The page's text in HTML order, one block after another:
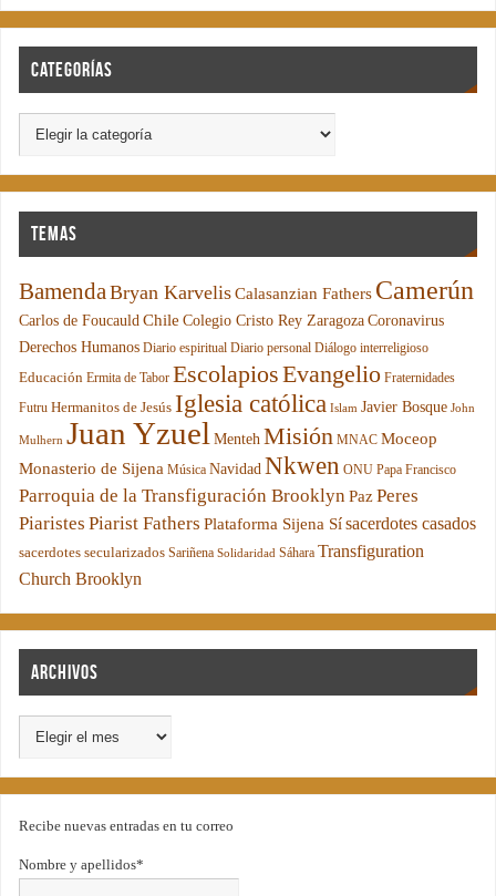
Categorías
Temas
BamendaBryan KarvelisCalasanzian Fathers Camerún
Carlos de Foucauld Chile Colegio Cristo Rey Zaragoza Coronavirus
Derechos Humanos Diario espiritual Diario personal Diálogo interreligioso
Educación Ermita de Tabor EscolapiosEvangelio Fraternidades
Futru Hermanitos de Jesús Iglesia católica Islam Javier Bosque John
Mulhern Juan Yzuel Menteh Misión MNAC Moceop
Monasterio de Sijena Música Navidad Nkwen ONU Papa Francisco
Parroquia de la Transfiguración Brooklyn Paz Peres
Piaristes Piarist Fathers Plataforma Sijena Sí sacerdotes casados
sacerdotes secularizados Sariñena Solidaridad Sáhara Transfiguration
Church Brooklyn
Archivos
Recibe nuevas entradas en tu correo
Nombre y apellidos*